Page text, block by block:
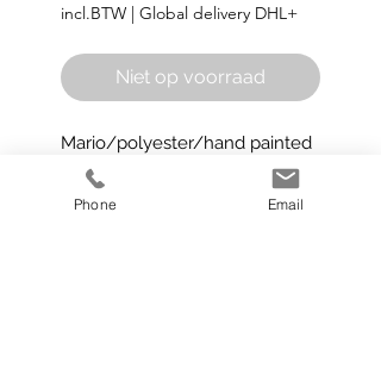
incl.BTW | Global delivery DHL+
Niet op voorraad
Mario/polyester/hand painted
/lamp
H50 cm
Phone Email